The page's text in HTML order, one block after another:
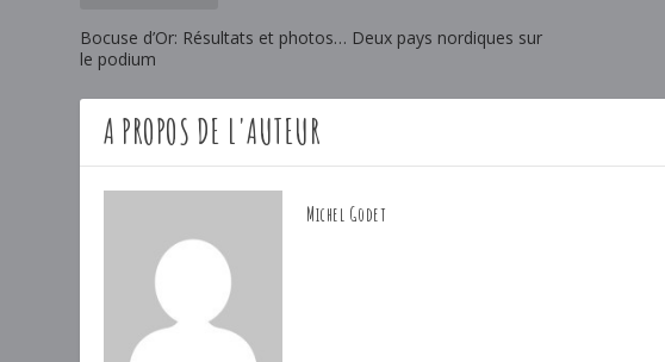
Bocuse d’Or: Résultats et photos… Deux pays nordiques sur
le podium
A PROPOS DE L'AUTEUR
Michel Godet